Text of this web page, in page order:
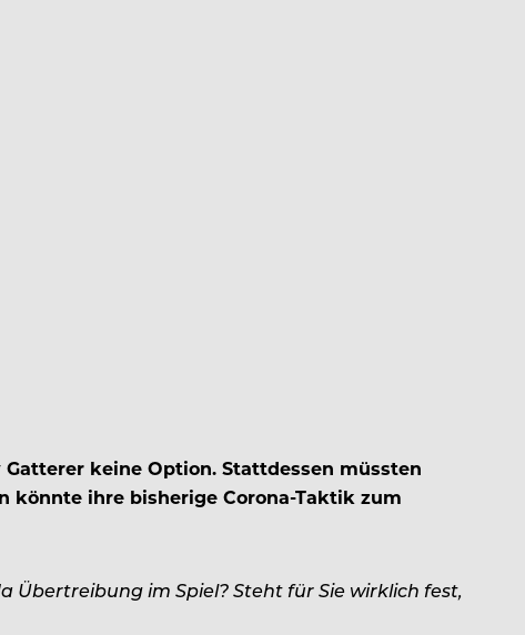
keine Option. Stattdessen müssten
könnte ihre bisherige Corona-Taktik zum
Übertreibung im Spiel? Steht für Sie wirklich fest,